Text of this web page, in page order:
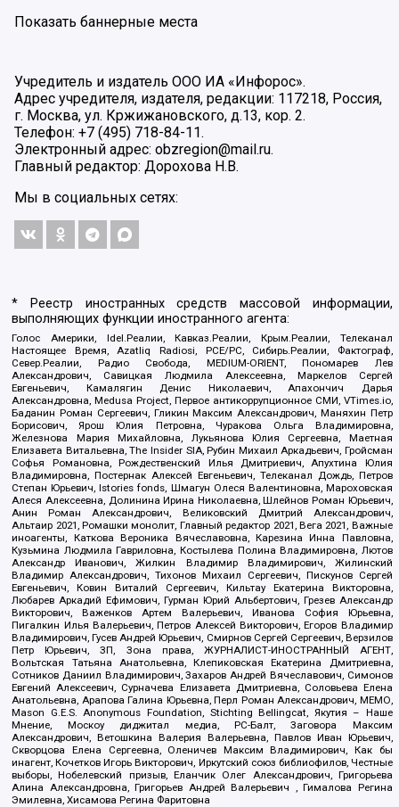
Показать баннерные места
Учредитель и издатель ООО ИА «Инфорос».
Адрес учредителя, издателя, редакции: 117218, Россия,
г. Москва, ул. Кржижановского, д.13, кор. 2.
Телефон: +7 (495) 718-84-11.
Электронный адрес: obzregion@mail.ru.
Главный редактор: Дорохова Н.В.
Мы в социальных сетях:
* Реестр иностранных средств массовой информации,
выполняющих функции иностранного агента:
Голос Америки, Idel.Реалии, Кавказ.Реалии, Крым.Реалии, Телеканал
Настоящее Время, Azatliq Radiosi, PCE/PC, Сибирь.Реалии, Фактограф,
Север.Реалии, Радио Свобода, MEDIUM-ORIENT, Пономарев Лев
Александрович, Савицкая Людмила Алексеевна, Маркелов Сергей
Евгеньевич, Камалягин Денис Николаевич, Апахончич Дарья
Александровна, Medusa Project, Первое антикоррупционное СМИ, VTimes.io,
Баданин Роман Сергеевич, Гликин Максим Александрович, Маняхин Петр
Борисович, Ярош Юлия Петровна, Чуракова Ольга Владимировна,
Железнова Мария Михайловна, Лукьянова Юлия Сергеевна, Маетная
Елизавета Витальевна, The Insider SIA, Рубин Михаил Аркадьевич, Гройсман
Софья Романовна, Рождественский Илья Дмитриевич, Апухтина Юлия
Владимировна, Постернак Алексей Евгеньевич, Телеканал Дождь, Петров
Степан Юрьевич, Istories fonds, Шмагун Олеся Валентиновна, Мароховская
Алеся Алексеевна, Долинина Ирина Николаевна, Шлейнов Роман Юрьевич,
Анин Роман Александрович, Великовский Дмитрий Александрович,
Альтаир 2021, Ромашки монолит, Главный редактор 2021, Вега 2021, Важные
иноагенты, Каткова Вероника Вячеславовна, Карезина Инна Павловна,
Кузьмина Людмила Гавриловна, Костылева Полина Владимировна, Лютов
Александр Иванович, Жилкин Владимир Владимирович, Жилинский
Владимир Александрович, Тихонов Михаил Сергеевич, Пискунов Сергей
Евгеньевич, Ковин Виталий Сергеевич, Кильтау Екатерина Викторовна,
Любарев Аркадий Ефимович, Гурман Юрий Альбертович, Грезев Александр
Викторович, Важенков Артем Валерьевич, Иванова София Юрьевна,
Пигалкин Илья Валерьевич, Петров Алексей Викторович, Егоров Владимир
Владимирович, Гусев Андрей Юрьевич, Смирнов Сергей Сергеевич, Верзилов
Петр Юрьевич, ЗП, Зона права, ЖУРНАЛИСТ-ИНОСТРАННЫЙ АГЕНТ,
Вольтская Татьяна Анатольевна, Клепиковская Екатерина Дмитриевна,
Сотников Даниил Владимирович, Захаров Андрей Вячеславович, Симонов
Евгений Алексеевич, Сурначева Елизавета Дмитриевна, Соловьева Елена
Анатольевна, Арапова Галина Юрьевна, Перл Роман Александрович, МЕМО,
Mason G.E.S. Anonymous Foundation, Stichting Bellingcat, Якутия – Наше
Мнение, Москоу диджитал медиа, РС-Балт, Заговора Максим
Александрович, Ветошкина Валерия Валерьевна, Павлов Иван Юрьевич,
Скворцова Елена Сергеевна, Оленичев Максим Владимирович, Как бы
инагент, Кочетков Игорь Викторович, Иркутский союз библиофилов, Честные
выборы, Нобелевский призыв, Еланчик Олег Александрович, Григорьева
Алина Александровна, Григорьев Андрей Валерьевич , Гималова Регина
Эмилевна, Хисамова Регина Фаритовна